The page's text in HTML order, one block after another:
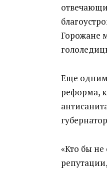
Горожане
Еще
реформа,
«Кто бы